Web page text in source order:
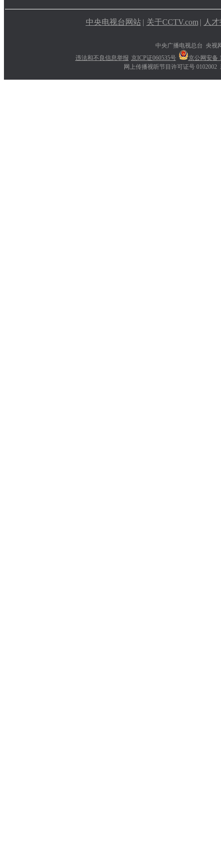
中央电视台网站 | 关于CCTV.com | 人
中央广播电视总台 央视
违法和不良信息举报 京ICP证060535号
京公网安备
网上传播视听节目许可证号 0102002